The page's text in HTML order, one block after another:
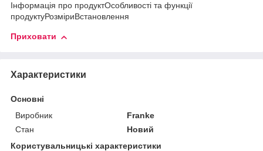
Інформація про продуктОсобливості та функції
продуктуРозміриВстановлення
Приховати
Характеристики
Основні
Виробник
Franke
Стан
Новий
Користувальницькі характеристики